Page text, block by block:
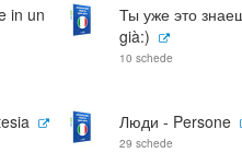
in un
Ты уже это
già:)
10 schede
Люди - Persone
29 schede